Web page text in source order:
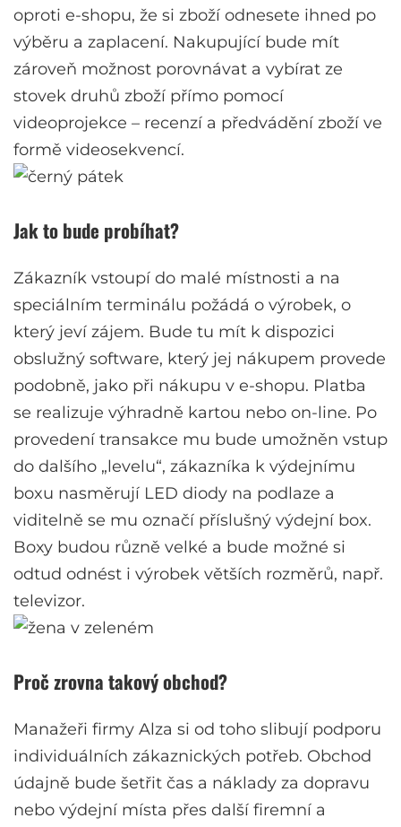
oproti e-shopu, že si zboží odnesete ihned po
výběru a zaplacení. Nakupující bude mít
zároveň možnost porovnávat a vybírat ze
stovek druhů zboží přímo pomocí
videoprojekce – recenzí a předvádění zboží ve
formě videosekvencí.
Jak to bude probíhat?
Zákazník vstoupí do malé místnosti a na
speciálním terminálu požádá o výrobek, o
který jeví zájem. Bude tu mít k dispozici
obslužný software, který jej nákupem provede
podobně, jako při nákupu v e-shopu. Platba
se realizuje výhradně kartou nebo on-line. Po
provedení transakce mu bude umožněn vstup
do dalšího „levelu“, zákazníka k výdejnímu
boxu nasměrují LED diody na podlaze a
viditelně se mu označí příslušný výdejní box.
Boxy budou různě velké a bude možné si
odtud odnést i výrobek větších rozměrů, např.
televizor.
Proč zrovna takový obchod?
Manažeři firmy Alza si od toho slibují podporu
individuálních zákaznických potřeb. Obchod
údajně bude šetřit čas a náklady za dopravu
nebo výdejní místa přes další firemní a